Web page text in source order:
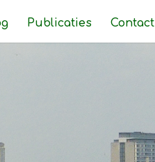
Publicaties Contact